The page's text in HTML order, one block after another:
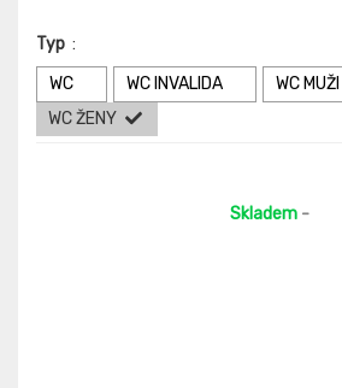
Typ :
WC
WC INVALIDA
WC MUŽI
WC ŽENY
Skladem -